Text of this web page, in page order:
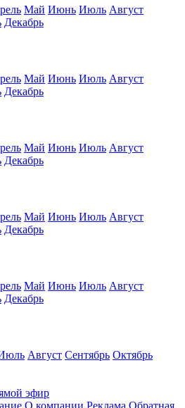
Май Июнь Июль Август
Декабрь
Май Июнь Июль Август
Декабрь
Май Июнь Июль Август
Декабрь
Май Июнь Июль Август
Декабрь
Май Июнь Июль Август
Декабрь
Август Сентябрь Октябрь
эфир
О компании Реклама Обратная